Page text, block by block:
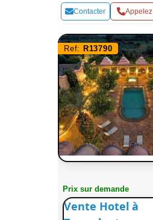
Contacter Appelez
Ref: R13790
Prix sur demande
Vente Hotel à